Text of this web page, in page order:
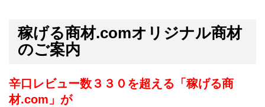
稼げる商材.comオリジナル商材
のご案内
辛口レビュー数３３０を超える「稼げる商
材.com」が